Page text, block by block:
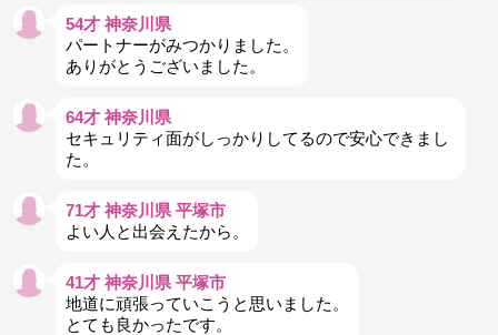
54才 神奈川県
パートナーがみつかりました。
ありがとうございました。
64才 神奈川県
セキュリティ面がしっかりしてるので安心できまし
た。
71才 神奈川県 平塚市
よい人と出会えたから。
41才 神奈川県 平塚市
地道に頑張っていこうと思いました。
とても良かったです。